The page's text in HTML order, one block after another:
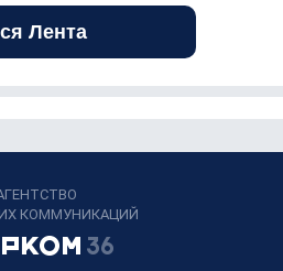
Лента
КОММУНИКАЦИЙ